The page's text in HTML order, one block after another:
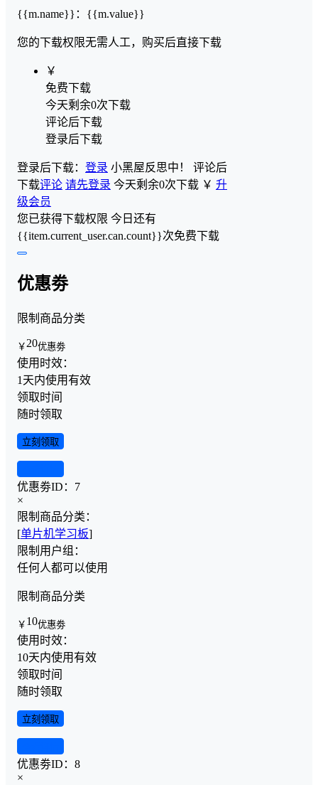
{{m.name}} ： {{m.value}}
您的下载权限无需人工，购买后直接下载
￥
免费下载
今天剩余0次下载
评论后下载
登录后下载
登录后下载： 登录 小黑屋反思中！ 评论后
下载评论 请先登录 今天剩余0次下载 ￥ 升
级会员
您已获得下载权限 今日还有
{{item.current_user.can.count}}次免费下载
优惠劵
限制商品分类
￥ 20优惠劵
使用时效：
1天内使用有效
领取时间
随时领取
立刻领取
优惠劵ID： 7
×
限制商品分类：
[单片机学习板]
限制用户组：
任何人都可以使用
限制商品分类
￥ 10优惠劵
使用时效：
10天内使用有效
领取时间
随时领取
立刻领取
优惠劵ID： 8
×